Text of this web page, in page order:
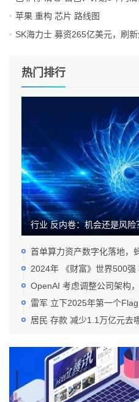
苹果 重构 芯片 路线图
SK海力士 募资265亿美元，刷
热门排行
行业 反内卷：机会还是风险
首单算力资产数字化落地，
2024年 《财富》世界500强
OpenAI 考虑调整公司架构
雷军 立下2025年第一个
居民 存款 减少1.1万亿元去